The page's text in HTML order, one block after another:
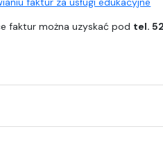
faktur można uzyskać pod tel. 52